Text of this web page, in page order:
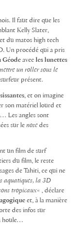
Il faut dire que les
Kelly Slater,
et du matos high tech
Un procédé qui a pris
Géode avec les lunettes
un roller sous le
présent.
, et on imagine
son matériel lourd et
… Les angles sont
sur le nose des
un film de surf
du film, le reste
de Tahiti, ce qui ne
aquatiques, la 3D
tropicaux« , déclare
et, à la manière
des infos sur
houle…